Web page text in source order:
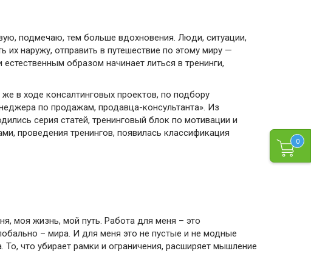
0
подмечаю, тем больше вдохновения. Люди, ситуации,
наружу, отправить в путешествие по этому миру —
образом начинает литься в тренинги,
в ходе консалтинговых проектов, по подбору
по продажам, продавца-консультанта». Из
серия статей, тренинговый блок по мотивации и
проведения тренингов, появилась классификация
моя жизнь, мой путь. Работа для меня – это
– мира. И для меня это не пустые и не модные
что убирает рамки и ограничения, расширяет мышление